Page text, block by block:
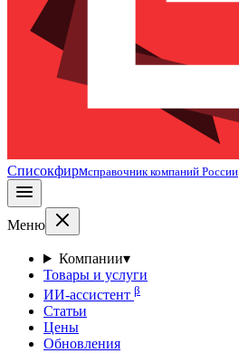
Списокфирмсправочник компаний России
Меню
Компании▾
Товары и услуги
ИИ-ассистент β
Статьи
Цены
Обновления